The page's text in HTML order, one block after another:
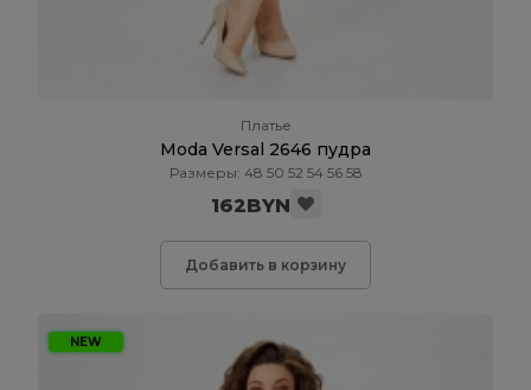
Платье
Moda Versal 2646 пудра
Размеры: 48 50 52 54 56 58
162BYN
Добавить в корзину
NEW